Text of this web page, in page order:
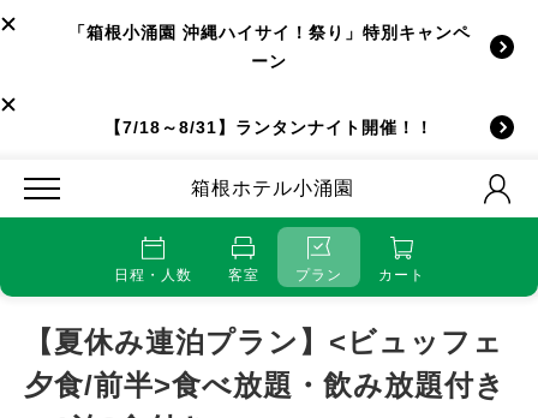
「箱根小涌園 沖縄ハイサイ！祭り」特別キャンペ
ーン
【7/18～8/31】ランタンナイト開催！！
箱根ホテル小涌園
日程・人数 客室 プラン カート
【夏休み連泊プラン】<ビュッフェ
夕食/前半>食べ放題・飲み放題付き